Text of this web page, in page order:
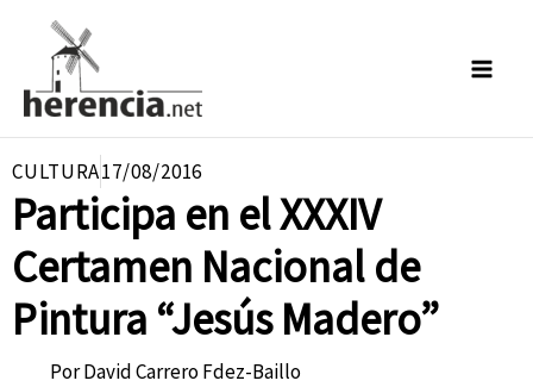
contenido
CULTURA17/08/2016
Participa en el XXXIV
Certamen Nacional de
Pintura “Jesús Madero”
PorDavid Carrero Fdez-Baillo